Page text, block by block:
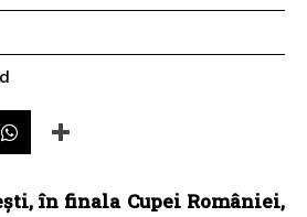
în finala Cupei României,